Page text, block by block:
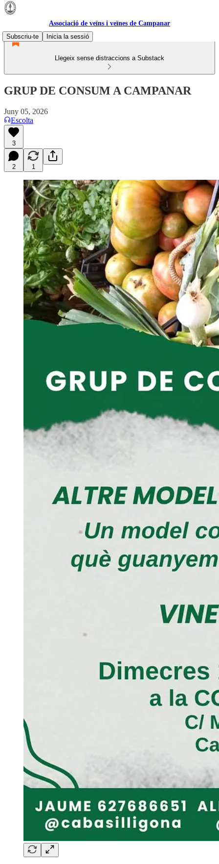
Associació de veïns i veïnes de Campanar
Subscriu-te
Inicia la sessió
Llegeix sense distraccions a Substack
GRUP DE CONSUM A CAMPANAR
Juny 05, 2026
Escolta
3
2 1